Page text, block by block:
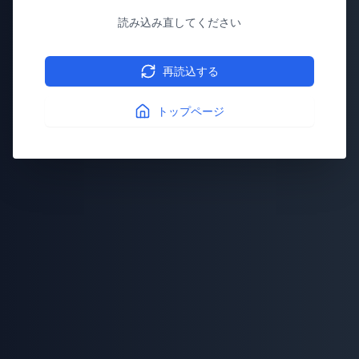
読み込み直してください
再読込する
トップページ